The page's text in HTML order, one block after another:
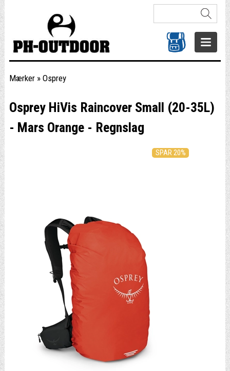
Mærker» Osprey
Osprey HiVis Raincover Small (20-35L)
- Mars Orange - Regnslag
SPAR 20%